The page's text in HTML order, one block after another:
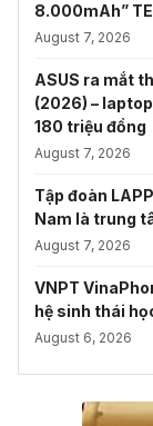
8.000mAh”
August 7, 2026
ASUS ra mắt
(2026) –
180 triệu đồng
August 7, 2026
Tập đoàn
Nam là trung
August 7, 2026
VNPT
hệ sinh thái
August 6, 2026